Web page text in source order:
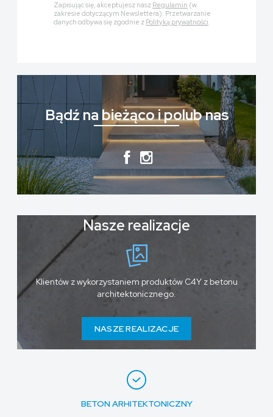
Zapisując się, akceptujesz nasz Regulamin (w
zakresie dotyczącym Newslettera). Przetwarzanie
danych odbywa się zgodnie z Polityką prywatności.
Bądź na bieżąco i polub nas
Nasze realizacje
Klientów z wykorzystaniem produktów C4Y z betonu
architektonicznego.
NASZE REALIZACJE
BETON ARHITEKTONICZNY